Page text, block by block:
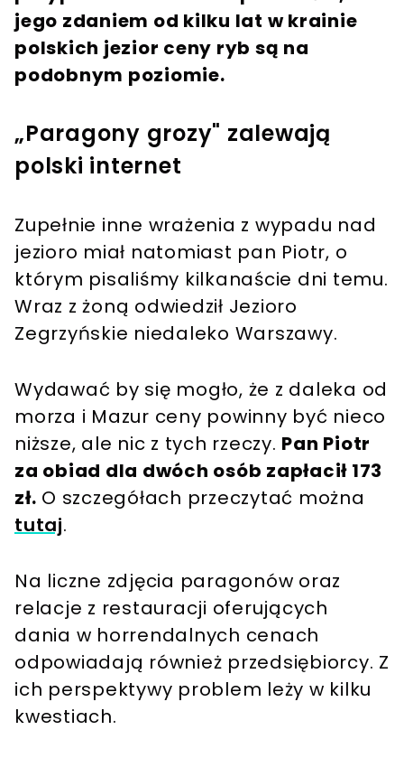
jego zdaniem od kilku lat w krainie
polskich jezior ceny ryb są na
podobnym poziomie.
„Paragony grozy" zalewają
polski internet
Zupełnie inne wrażenia z wypadu nad
jezioro miał natomiast pan Piotr, o
którym pisaliśmy kilkanaście dni temu.
Wraz z żoną odwiedził Jezioro
Zegrzyńskie niedaleko Warszawy.
Wydawać by się mogło, że z daleka od
morza i Mazur ceny powinny być nieco
niższe, ale nic z tych rzeczy. Pan Piotr
za obiad dla dwóch osób zapłacił 173
zł. O szczegółach przeczytać można
tutaj.
Na liczne zdjęcia paragonów oraz
relacje z restauracji oferujących
dania w horrendalnych cenach
odpowiadają również przedsiębiorcy. Z
ich perspektywy problem leży w kilku
kwestiach.